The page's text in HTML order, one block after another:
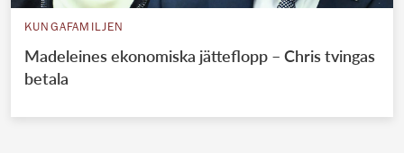
KUNGAFAMILJEN
Madeleines ekonomiska jätteflopp – Chris tvingas
betala